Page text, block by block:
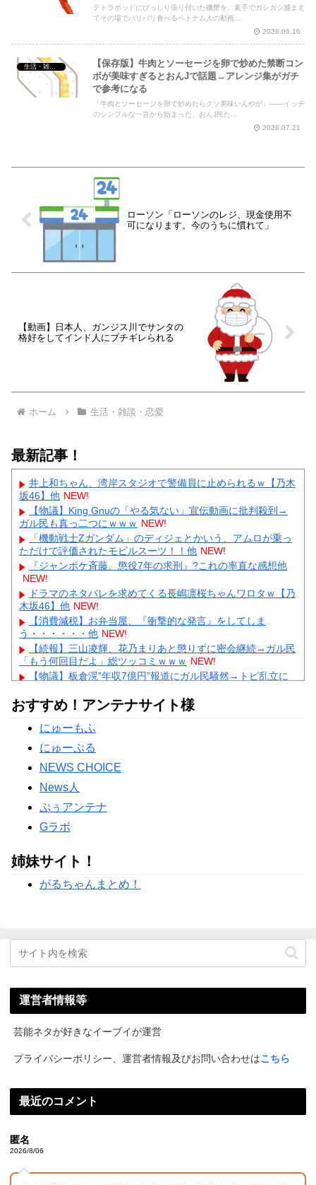
テトラポッドにびっしり張り付いた磯蟹を、素手でガシガシ捕まえ
てその場でバリバリ食べるベトナム人の動画...
2026.06.16
【保存版】牛肉とソーセージを卵で炒めた禁断コン
ボが美味すぎるとおんJで話題→アレンジ集がガチ
で参考になる
「牛肉とソーセージを卵で炒めたらクソ美味いんやが」——イッチ
のシンプルな一言から始まった、おんJ民た...
2026.07.21
ローソン「ローソンのレジ、現金使用不
可になります。今のうちに慣れて」
【動画】日本人、ガンジス川でサンタの
格好をしてインド人にブチギレられる
ホーム 生活・雑談・恋愛
最新記事！
井上和ちゃん、湾岸スタジオで警備員に止められるｗ【乃木
坂46】他 NEW!
【物議】King Gnuの「やる気ない」宣伝動画に批判殺到→
ガル民も真っ二つにｗｗｗ NEW!
「機動戦士Ζガンダム」のディジェとかいう、アムロが乗っ
ただけで評価されたモビルスーツ！！他 NEW!
『ジャンポケ斉藤、懲役7年の求刑』?これの率直な感想他
NEW!
ドラマのネタバレを求めてくる長嶋凛桜ちゃんワロタｗ【乃
木坂46】他 NEW!
【消費減税】お弁当屋、『衝撃的な発言』をしてしま
う・・・・・・他 NEW!
【続報】三山凌輝、花乃まりあと懲りずに密会継続→ガル民
「もう何回目だよ」総ツッコミｗｗｗ NEW!
【物議】板倉滉”年収7億円”報道にガル民騒然→トピ乱立に
【完全まとめ】がん保険・医療保険は必要？｜ガル民の本音
とリアル体験談を徹底整理 NEW!
【物議】藤本美貴の「イケメンってつまらない」発言→ガル
民「庄司は普通にイケメン」総ツッコミｗｗｗ
Powered by livedoor 相互RSS
おすすめ！アンテナサイト様
にゅーもふ
にゅーぷる
NEWS CHOICE
News人
ぷぅアンテナ
Gラボ
姉妹サイト！
がるちゃんまとめ！
運営者情報等
芸能ネタが好きなイーブイが運営
プライバシーポリシー、運営者情報及びお問い合わせはこちら
最近のコメント
匿名
2026/8/06